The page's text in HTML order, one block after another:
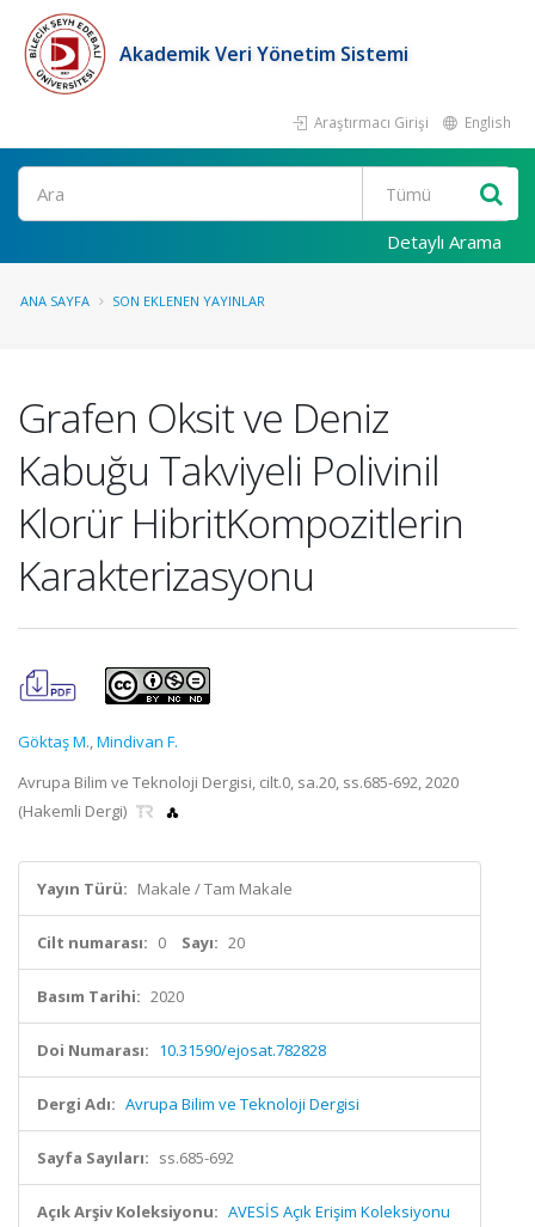
Akademik Veri Yönetim Sistemi
Araştırmacı Girişi English
Ara
Detaylı Arama
ANA SAYFA SON EKLENEN YAYINLAR
Grafen Oksit ve Deniz
Kabuğu Takviyeli Polivinil
Klorür HibritKompozitlerin
Karakterizasyonu
Göktaş M.,Mindivan F.
Avrupa Bilim ve Teknoloji Dergisi, cilt.0, sa.20, ss.685-692, 2020
(Hakemli Dergi)
Yayın Türü: Makale / Tam Makale
Cilt numarası: 0 Sayı: 20
Basım Tarihi: 2020
Doi Numarası: 10.31590/ejosat.782828
Dergi Adı: Avrupa Bilim ve Teknoloji Dergisi
Sayfa Sayıları: ss.685-692
Açık Arşiv Koleksiyonu: AVESİS Açık Erişim Koleksiyonu